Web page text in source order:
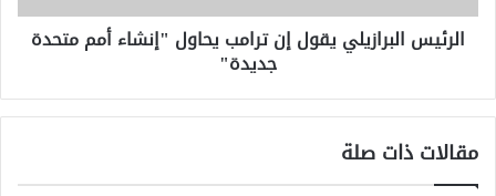
متحدة
جديدة"
الرئيس البرازيلي يقول إن ترامب يحاول "إنشاء أمم متحدة
جديدة"
مقالات ذات صلة